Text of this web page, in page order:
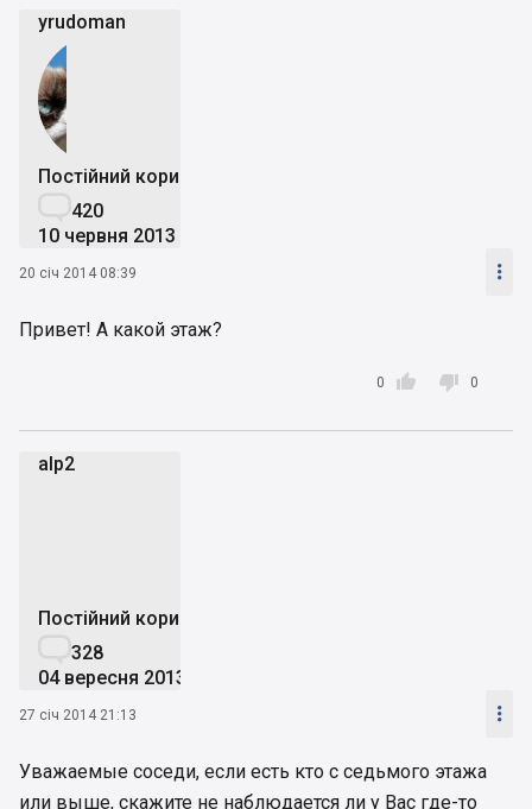
yrudoman
Постійний користувач
420
10 червня 2013
20 січ 2014 08:39 
Привет! А какой этаж?

0  0
alp2
Постійний користувач
328
04 вересня 2013
27 січ 2014 21:13 
Уважаемые соседи, если есть кто с седьмого этажа
или выше, скажите не наблюдается ли у Вас где-то